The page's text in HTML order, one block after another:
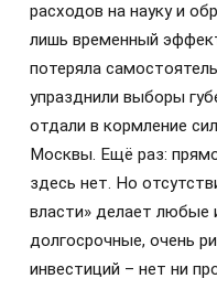
расходов на науку и
лишь временный
потеряла
упразднили выборы
отдали в кормление
Москвы. Ещё раз:
здесь нет. Но
власти» делает любые
долгосрочные, очень
инвестиций – нет ни